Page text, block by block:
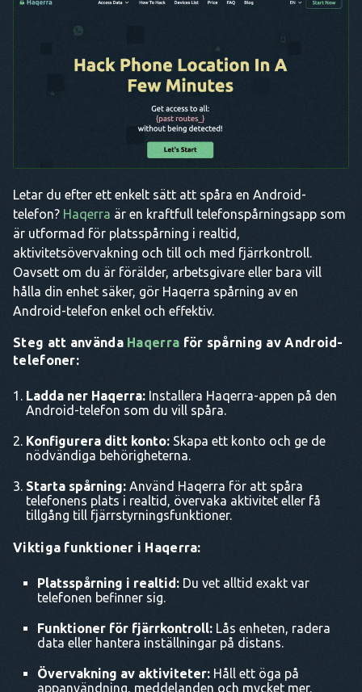
Letar du efter ett enkelt sätt att spåra en Android-
telefon? Haqerra är en kraftfull telefonspårningsapp som
är utformad för platsspårning i realtid,
aktivitetsövervakning och till och med fjärrkontroll.
Oavsett om du är förälder, arbetsgivare eller bara vill
hålla din enhet säker, gör Haqerra spårning av en
Android-telefon enkel och effektiv.
Steg att använda Haqerra för spårning av Android-
telefoner:
Ladda ner Haqerra: Installera Haqerra-appen på den
Android-telefon som du vill spåra.
Konfigurera ditt konto: Skapa ett konto och ge de
nödvändiga behörigheterna.
Starta spårning: Använd Haqerra för att spåra
telefonens plats i realtid, övervaka aktivitet eller få
tillgång till fjärrstyrningsfunktioner.
Viktiga funktioner i Haqerra:
Platsspårning i realtid: Du vet alltid exakt var
telefonen befinner sig.
Funktioner för fjärrkontroll: Lås enheten, radera
data eller hantera inställningar på distans.
Övervakning av aktiviteter: Håll ett öga på
appanvändning, meddelanden och mycket mer.